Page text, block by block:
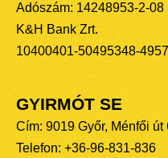
Adószám: 14248953-2-08
K&H Bank Zrt.
10400401-50495348-
GYIRMÓT SE
Cím: 9019 Győr, Ménfői út
Telefon: +36-96-831-836